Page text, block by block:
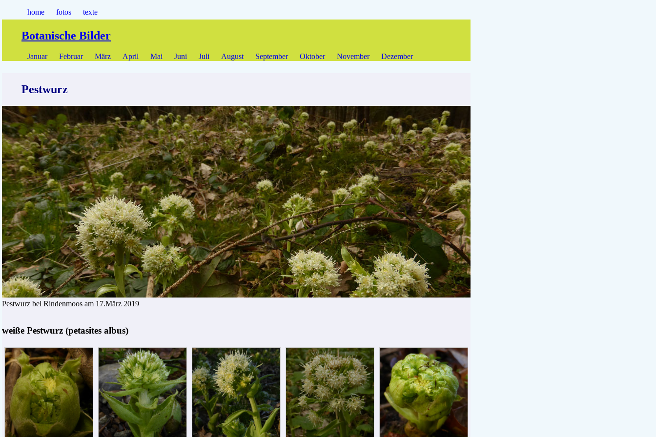
home fotos texte
Botanische Bilder
Januar Februar März April Mai Juni Juli August September Oktober November Dezember
Pestwurz
Pestwurz bei Rindenmoos am 17.März 2019
weiße Pestwurz (petasites albus)